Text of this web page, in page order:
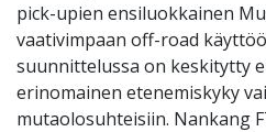
pick-upien ensiluokkainen
vaativimpaan off-road
suunnittelussa on keskitytty
erinomainen etenemiskyky
mutaolosuhteisiin. Nankang